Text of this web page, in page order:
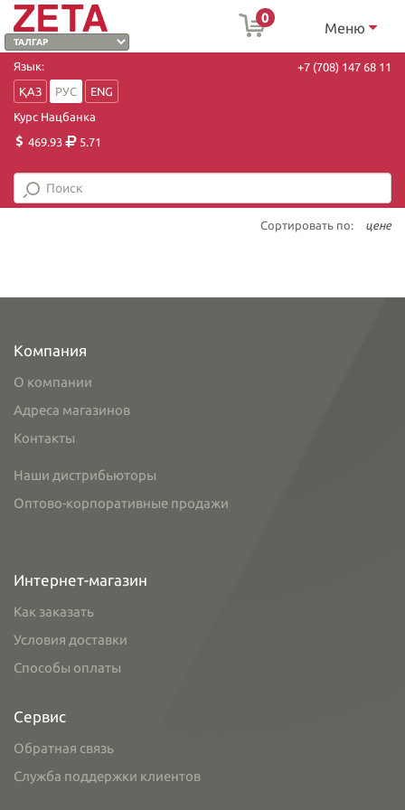
0
Меню
Язык:
ҚАЗ
РУС
ENG
Курс Нацбанка
469.93
5.71
+7 (708) 147 68 11
Сортировать по: цене
Компания
О компании
Адреса магазинов
Контакты
Наши дистрибьюторы
Оптово-корпоративные продажи
Интернет-магазин
Как заказать
Условия доставки
Способы оплаты
Сервис
Обратная связь
Служба поддержки клиентов